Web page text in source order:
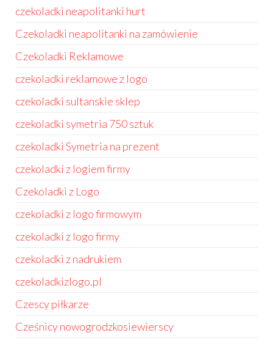
czekoladki neapolitanki hurt
Czekoladki neapolitanki na zamówienie
Czekoladki Reklamowe
czekoladki reklamowe z logo
czekoladki sultanskie sklep
czekoladki symetria 750 sztuk
czekoladki Symetria na prezent
czekoladki z logiem firmy
Czekoladki z Logo
czekoladki z logo firmowym
czekoladki z logo firmy
czekoladki z nadrukiem
czekoladkizlogo.pl
Czescy piłkarze
Cześnicy nowogrodzkosiewierscy